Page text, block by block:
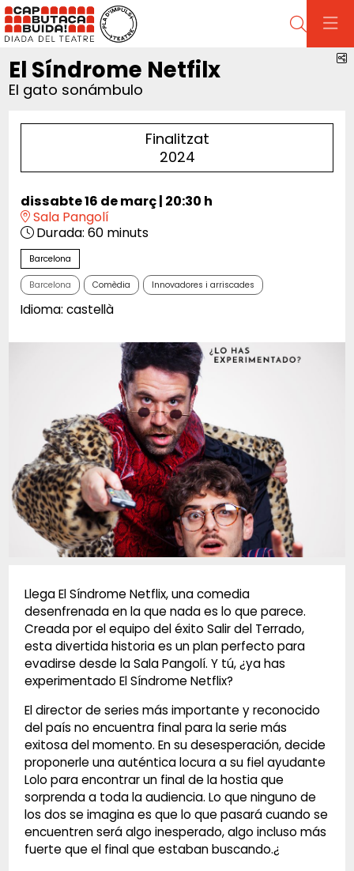
Cerca
El Síndrome Netfilx
El gato sonámbulo
Finalitzat
2024
dissabte 16 de març| 20:30 h
Sala Pangolí
Durada: 60 minuts
Barcelona
Barcelona Comèdia Innovadores i arriscades
Idioma: castellà
Llega El Síndrome Netflix, una comedia
desenfrenada en la que nada es lo que parece.
Creada por el equipo del éxito Salir del Terrado,
esta divertida historia es un plan perfecto para
evadirse desde la Sala Pangolí. Y tú, ¿ya has
experimentado El Síndrome Netflix?
El director de series más importante y reconocido
del país no encuentra final para la serie más
exitosa del momento. En su desesperación, decide
proponerle una auténtica locura a su fiel ayudante
Lolo para encontrar un final de la hostia que
sorprenda a toda la audiencia. Lo que ninguno de
los dos se imagina es que lo que pasará cuando se
encuentren será algo inesperado, algo incluso más
fuerte que el final que estaban buscando.¿